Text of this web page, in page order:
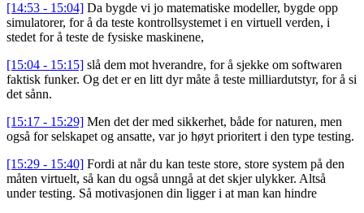
[14:53 - 15:04] Da bygde vi jo matematiske modeller, bygde opp
simulatorer, for å da teste kontrollsystemet i en virtuell verden, i
stedet for å teste de fysiske maskinene,
[15:04 - 15:15] slå dem mot hverandre, for å sjekke om softwaren
faktisk funker. Og det er en litt dyr måte å teste milliardutstyr, for å si
det sånn.
[15:17 - 15:29] Men det der med sikkerhet, både for naturen, men
også for selskapet og ansatte, var jo høyt prioritert i den type testing.
[15:29 - 15:40] Fordi at når du kan teste store, store system på den
måten virtuelt, så kan du også unngå at det skjer ulykker. Altså
under testing. Så motivasjonen din ligger i at man kan hindre